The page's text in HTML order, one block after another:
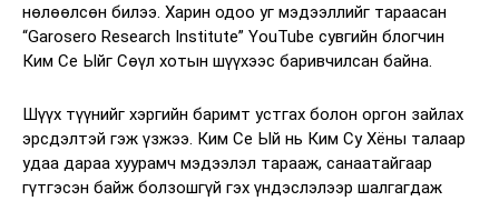
нөлөөлсөн билээ. Харин одоо уг мэдээллийг тараасан
“Garosero Research Institute” YouTube сувгийн блогчин
Ким Се Ыйг Сөүл хотын шүүхээс баривчилсан байна.
Шүүх түүнийг хэргийн баримт устгах болон оргон зайлах
эрсдэлтэй гэж үзжээ. Ким Се Ый нь Ким Су Хёны талаар
удаа дараа хуурамч мэдээлэл тарааж, санаатайгаар
гүтгэсэн байж болзошгүй гэх үндэслэлээр шалгагдаж